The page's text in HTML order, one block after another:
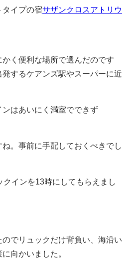
タイプの宿サザンクロスアトリウ
く便利な場所で選んだのです
するケアンズ駅やスーパーに近
はあいにく満室でできず
。事前に手配しておくべきでし
インを13時にしてもらえまし
でリュックだけ背負い、海沿い
向かいました。